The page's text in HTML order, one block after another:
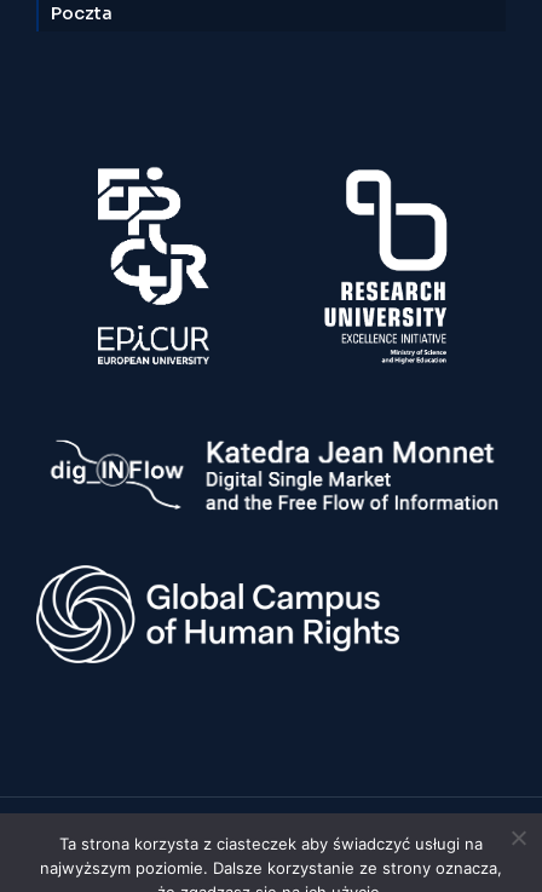
Poczta
© 2026 Uniwersytet im. Adama Mickiewicza w Poznaniu, Wydział
Prawa i Administracji •Polityka prywatności •Deklaracja
dostępności
Ta strona korzysta z ciasteczek aby świadczyć usługi na
najwyższym poziomie. Dalsze korzystanie ze strony oznacza,